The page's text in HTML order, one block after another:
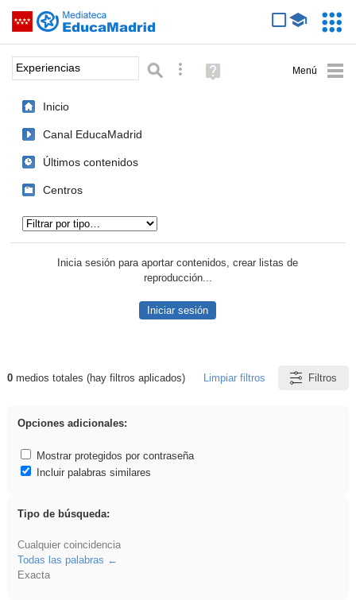
Saltar navegación
Palabra o frase: Búsqueda avanzada
Ayuda
(en
Inicio
Canal EducaMadrid
Últimos contenidos
Centros
Inicia sesión para aportar contenidos, crear listas de
reproducción...
Iniciar sesión
Resultados de: Experiencias
0medios totales (hay filtros aplicados) Limpiar filtros Filtros
Opciones adicionales:
Mostrar protegidos por contraseña
Incluir palabras similares
Tipo de búsqueda:
Cualquier coincidencia
Todas las palabras
Exacta